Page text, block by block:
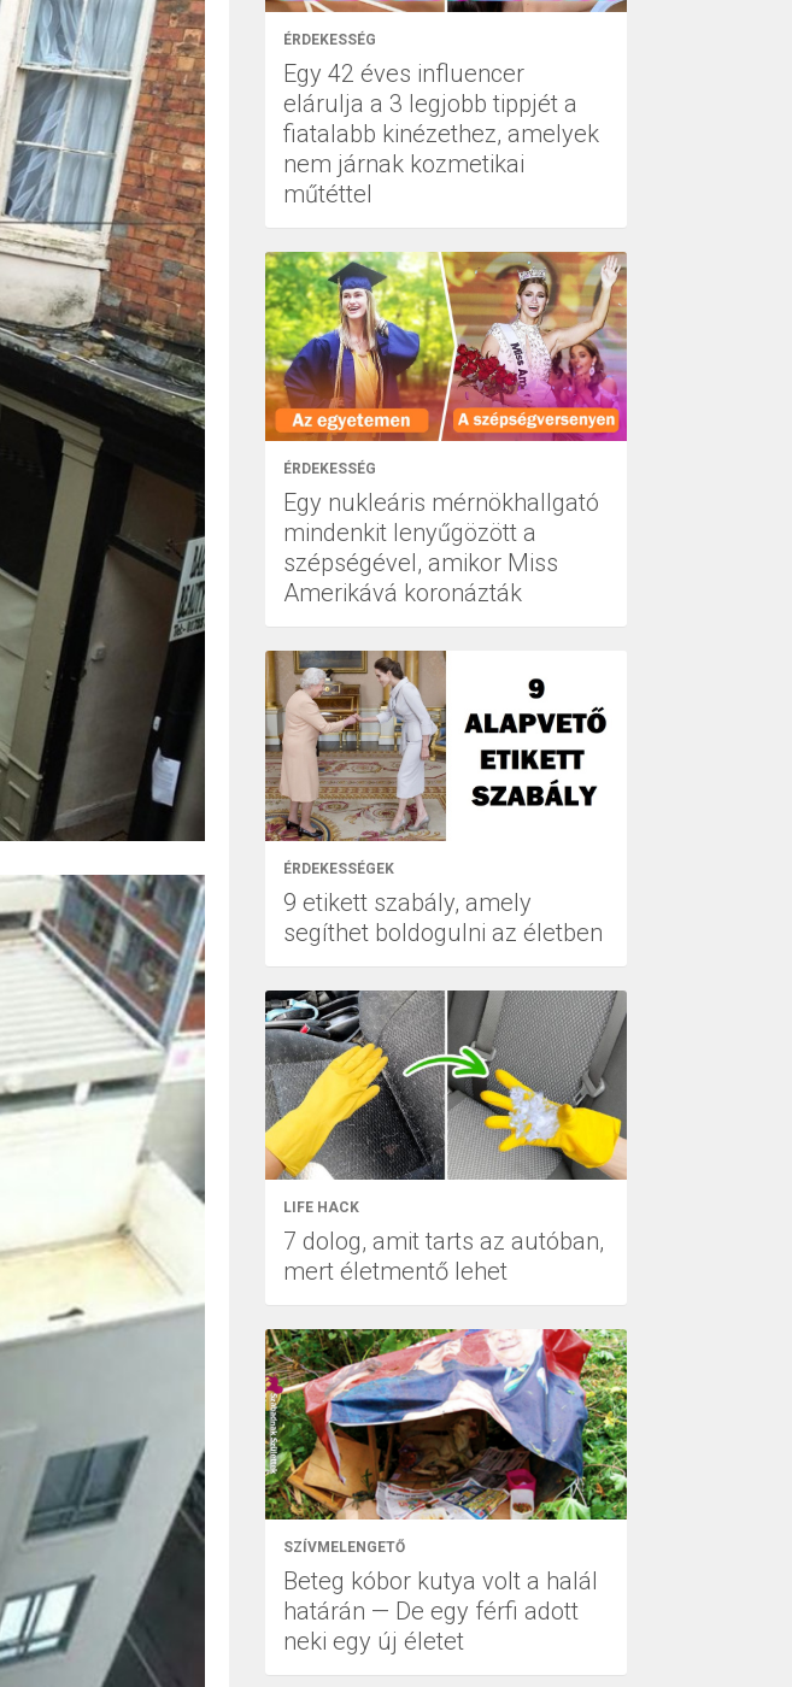
ÉRDEKESSÉG
Egy 42 éves influencer
elárulja a 3 legjobb tippjét a
fiatalabb kinézethez, amelyek
nem járnak kozmetikai
műtéttel
ÉRDEKESSÉG
Egy nukleáris mérnökhallgató
mindenkit lenyűgözött a
szépségével, amikor Miss
Amerikává koronázták
ÉRDEKESSÉGEK
9 etikett szabály, amely
segíthet boldogulni az életben
LIFE HACK
7 dolog, amit tarts az autóban,
mert életmentő lehet
SZÍVMELENGETŐ
Beteg kóbor kutya volt a halál
határán — De egy férfi adott
neki egy új életet